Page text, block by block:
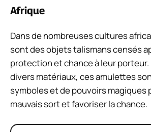
Afrique
Dans de nombreuses cultures
sont des objets talismans censés
protection et chance à leur porteur.
divers matériaux, ces amulettes
symboles et de pouvoirs magiques
mauvais sort et favoriser la chance.